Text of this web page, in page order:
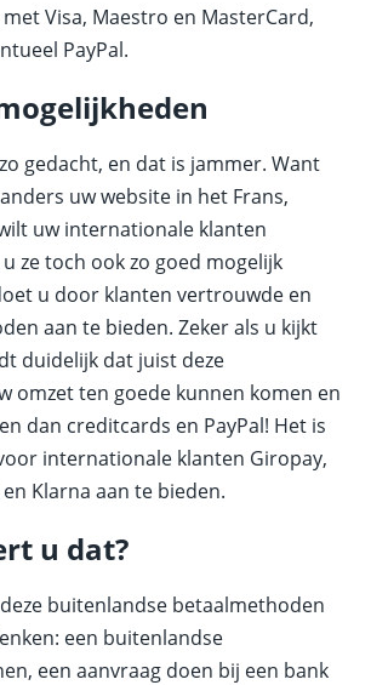
Visa, Maestro en MasterCard,
PayPal.
gedacht, en dat is jammer. Want
uw website in het Frans,
uw internationale klanten
ze toch ook zo goed mogelijk
u door klanten vertrouwde en
aan te bieden. Zeker als u kijkt
duidelijk dat juist deze
omzet ten goede kunnen komen en
dan creditcards en PayPal! Het is
internationale klanten Giropay,
Klarna aan te bieden.
u dat?
buitenlandse betaalmethoden
een buitenlandse
een aanvraag doen bij een bank